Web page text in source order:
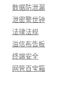
数据防泄漏
泄密警世钟
法律法规
溢信布告板
终端安全
网管百宝箱